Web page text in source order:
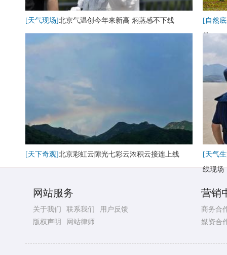
[天气现场]北京气温创今年来新高 焖蒸感不下线
[自然
卷
[天下奇观]北京彩虹云隙光七彩云浓积云接连上线
[天气
线现场
网站服务
关于我们 联系我们
用户反馈
版权声明
网站律师
营销
商务合
媒资合